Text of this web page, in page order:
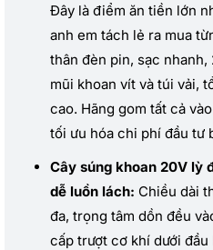
Đây là điểm ăn tiền lớn
anh em tách lẻ ra mua
thân đèn pin, sạc
mũi khoan vít và túi vải,
cao. Hãng gom tất cả
tối ưu hóa chi phí đầu tư
Cây súng khoan 20V lỳ
dễ luồn lách: Chiều dài
đa, trọng tâm dồn đều
cấp trượt cơ khí dưới